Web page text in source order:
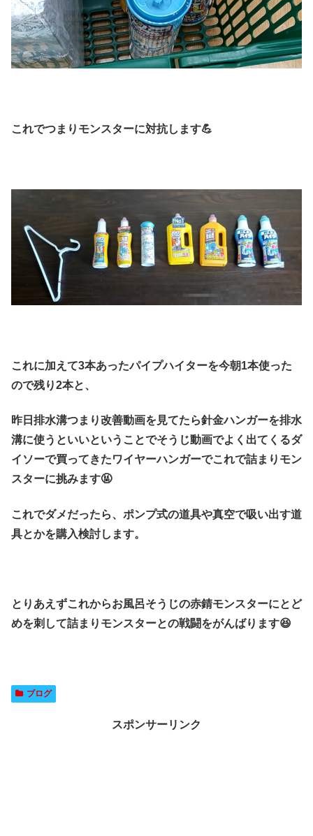
これでつまりモンスターに対抗します💪
これに加えて3本あったパイプハイターを今朝1本使った
ので残り2本と、
昨日排水溝つまり改善動画を見てたら針金ハンガーを排水
溝に使うといいということでそうじ動画でよく出てくるダ
イソーで買ってきたワイヤーハンガーでこれで詰まりモン
スターに挑みます🤬
これでダメだったら、ポンプ式の道具や真空で吸い出す道
具とかを購入検討します。
とりあえずこれからお風呂そうじの赤錆モンスターにとど
めを刺して詰まりモンスターとの戦闘をがんばります😆
ブログ
スポンサーリンク